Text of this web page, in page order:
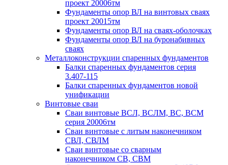
проект 20006тм
Фундаменты опор ВЛ на винтовых сваях
проект 20015тм
Фундаменты опор ВЛ на сваях-оболочках
Фундаменты опор ВЛ на буронабивных
сваях
Металлоконструкции спаренных фундаментов
Балки спаренных фундаментов серия
3.407-115
Балки спаренных фундаментов новой
унификации
Винтовые сваи
Сваи винтовые ВСЛ, ВСЛМ, ВС, ВСМ
серия 20006тм
Сваи винтовые с литым наконечником
СВЛ, СВЛМ
Сваи винтовые со сварным
наконечником СВ, СВМ